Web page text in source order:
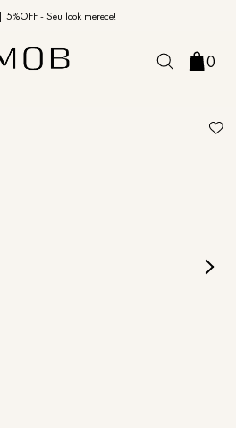
5%OFF - Seu look merece!
compra | Cupom: BEMVINDO10*
0